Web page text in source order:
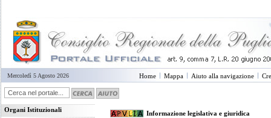
Mercoledì 5 Agosto 2026 Home Mappa Aiuto alla navigazione
Organi Istituzionali
Informazione legislativa e giuridica